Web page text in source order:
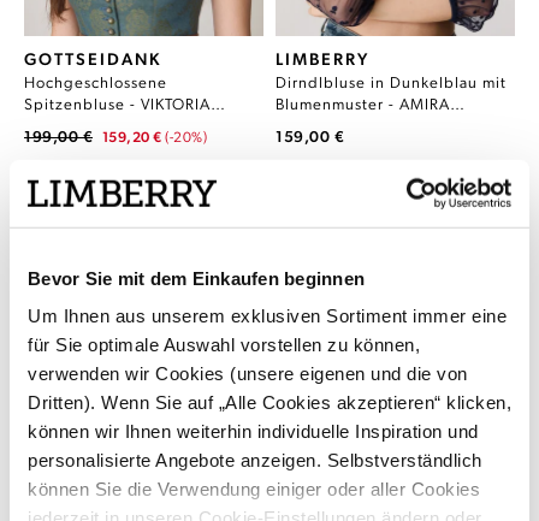
Bevor Sie mit dem Einkaufen beginnen
Um Ihnen aus unserem exklusiven Sortiment immer eine
für Sie optimale Auswahl vorstellen zu können,
verwenden wir Cookies (unsere eigenen und die von
Dritten). Wenn Sie auf „Alle Cookies akzeptieren“ klicken,
können wir Ihnen weiterhin individuelle Inspiration und
personalisierte Angebote anzeigen. Selbstverständlich
können Sie die Verwendung einiger oder aller Cookies
GOTTSEIDANK
Hochgeschlossene
Spitzenbluse - VIKTORIA
199,00 € 159,20 € (-20%)
LIMBERRY
Dirndlbluse in Dunkelblau mit
Blumenmuster - AMIRA
159,00 €